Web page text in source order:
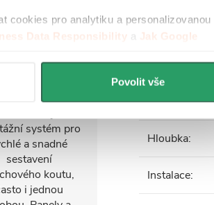
cookies pro analytiku a personalizovanou
Data Responsibility a Jak Google
Povolit vše
systém pro
a snadné
sestavení
koutu,
i jednou
EAN:
Barva profilu:
Barva skla:
Hloubka:
Instalace: